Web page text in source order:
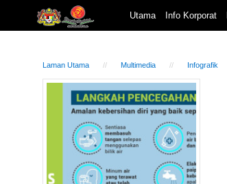
Utama Info Korporat
Laman Utama Multimedia Infografik